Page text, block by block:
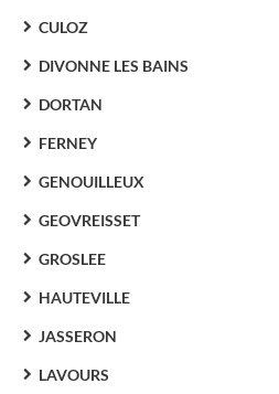
CULOZ
DIVONNE LES BAINS
DORTAN
FERNEY
GENOUILLEUX
GEOVREISSET
GROSLEE
HAUTEVILLE
JASSERON
LAVOURS